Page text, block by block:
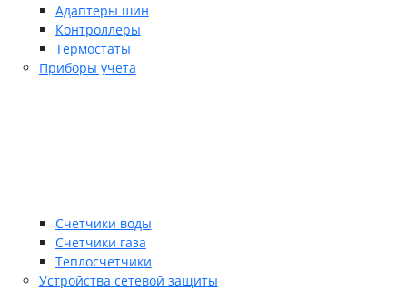
Адаптеры шин
Контроллеры
Термостаты
Приборы учета
Счетчики воды
Счетчики газа
Теплосчетчики
Устройства сетевой защиты